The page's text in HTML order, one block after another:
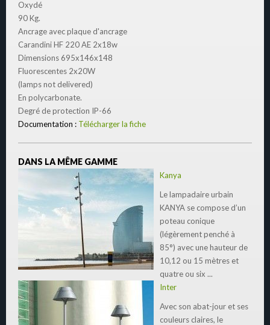
Oxydé
90 Kg.
Ancrage avec plaque d'ancrage
Carandini HF 220 AE 2x18w
Dimensions 695x146x148
Fluorescentes 2x20W
(lamps not delivered)
En polycarbonate.
Degré de protection IP-66
Documentation : Télécharger la fiche
DANS LA MÊME GAMME
Kanya
Le lampadaire urbain
KANYA se compose d’un
poteau conique
(légèrement penché à
85°) avec une hauteur de
10,12 ou 15 mètres et
quatre ou six ...
Inter
Avec son abat-jour et ses
couleurs claires, le